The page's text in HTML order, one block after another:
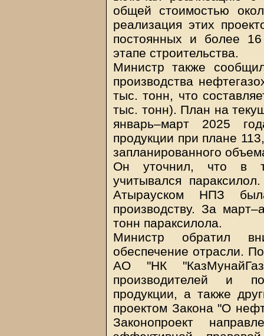
общей стоимостью
реализация этих
постоянных и более
этапе строительства.
Министр также
производства
тыс. тонн, что
тыс. тонн). План на
январь–март 2025
продукции при плане
запланированного
Он уточнил, что в
учитывался
Атырауском НПЗ
производству. За
тонн параксилола.
Министр обратил
обеспечение отрасли.
АО "НК
производителей и
продукции, а также
проектом Закона "О
Законопроект